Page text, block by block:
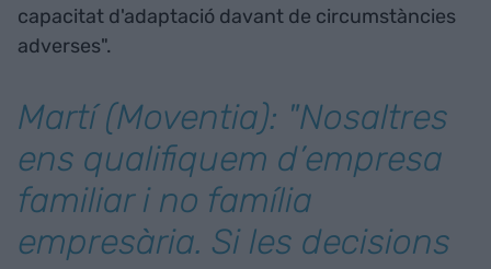
capacitat d'adaptació davant de circumstàncies
adverses".
Martí (Moventia): "Nosaltres
ens qualifiquem d’empresa
familiar i no família
empresària. Si les decisions